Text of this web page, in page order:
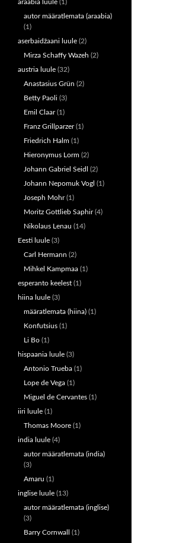
araabia luule (1)
autor määratlemata (araabia)
(1)
aserbaidžaani luule (2)
Mirza Schaffy Wazeh (2)
austria luule (32)
Anastasius Grün (2)
Betty Paoli (3)
Emil Claar(1)
Franz Grillparzer(1)
Friedrich Halm (1)
Hieronymus Lorm (2)
Johann Gabriel Seidl
(2)
Johann Nepomuk Vogl (1)
Joseph Mohr(1)
Moritz Gottlieb Saphir(4)
Nikolaus Lenau (14)
Eesti luule (3)
Carl Hermann (2)
Mihkel Kampmaa (1)
esperanto keelest (1)
hiina luule (3)
määratlemata (hiina) (1)
Konfutsius (1)
Li Bo (1)
hispaania luule (3)
Antonio Trueba (1)
Lope de Vega (1)
Miguel de Cervantes (1)
iiri luule (1)
Thomas Moore (1)
india luule (4)
autor määratlemata (india)
(3)
Amaru (1)
inglise luule (13)
autor määratlemata (inglise)
(3)
Barry Cornwall
(1)